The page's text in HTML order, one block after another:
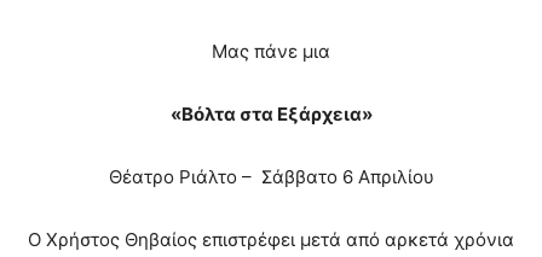
Μας πάνε μια
«Βόλτα στα Εξάρχεια»
Θέατρο Ριάλτο – Σάββατο 6 Απριλίου
Ο Χρήστος Θηβαίος επιστρέφει μετά από αρκετά χρόνια